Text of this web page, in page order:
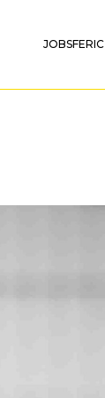
JOBSFERIC